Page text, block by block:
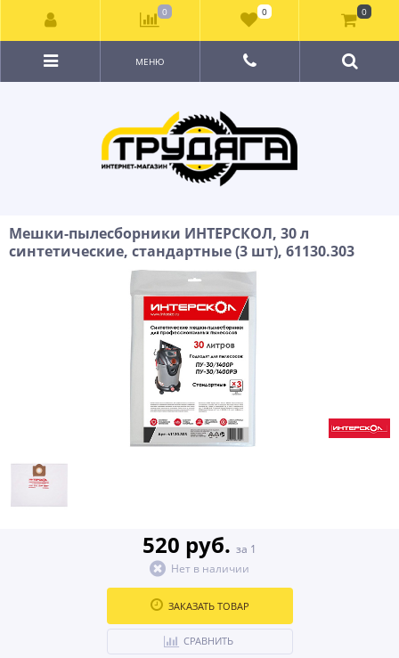
МЕНЮ
Мешки-пылесборники ИНТЕРСКОЛ, 30 л
синтетические, стандартные (3 шт), 61130.303
520 руб. за 1
Нет в наличии
ЗАКАЗАТЬ ТОВАР
СРАВНИТЬ
0 0 0